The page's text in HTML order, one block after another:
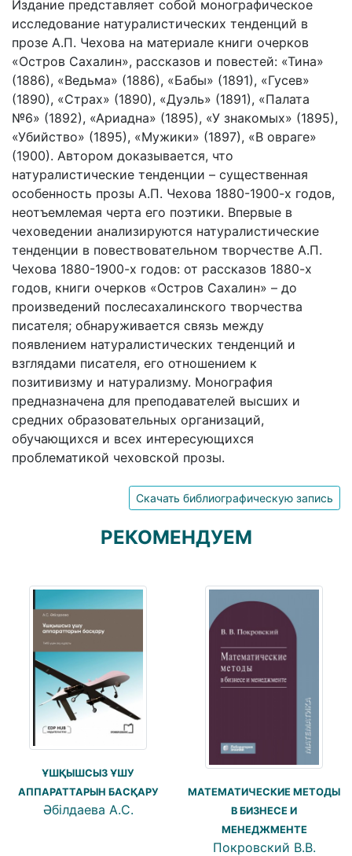
Издание представляет собой монографическое
исследование натуралистических тенденций в
прозе А.П. Чехова на материале книги очерков
«Остров Сахалин», рассказов и повестей: «Тина»
(1886), «Ведьма» (1886), «Бабы» (1891), «Гусев»
(1890), «Страх» (1890), «Дуэль» (1891), «Палата
№6» (1892), «Ариадна» (1895), «У знакомых» (1895),
«Убийство» (1895), «Мужики» (1897), «В овраге»
(1900). Автором доказывается, что
натуралистические тенденции – существенная
особенность прозы А.П. Чехова 1880-1900-х годов,
неотъемлемая черта его поэтики. Впервые в
чеховедении анализируются натуралистические
тенденции в повествовательном творчестве А.П.
Чехова 1880-1900-х годов: от рассказов 1880-х
годов, книги очерков «Остров Сахалин» – до
произведений послесахалинского творчества
писателя; обнаруживается связь между
появлением натуралистических тенденций и
взглядами писателя, его отношением к
позитивизму и натурализму. Монография
предназначена для преподавателей высших и
средних образовательных организаций,
обучающихся и всех интересующихся
проблематикой чеховской прозы.
Скачать библиографическую запись
РЕКОМЕНДУЕМ
ҰШҚЫШСЫЗ ҰШУ
АППАРАТТАРЫН БАСҚАРУ
Әбілдаева А.С.
МАТЕМАТИЧЕСКИЕ МЕТОДЫ
В БИЗНЕСЕ И
МЕНЕДЖМЕНТЕ
Покровский В.В.